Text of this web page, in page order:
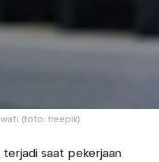
(foto: freepik)
terjadi saat pekerjaan